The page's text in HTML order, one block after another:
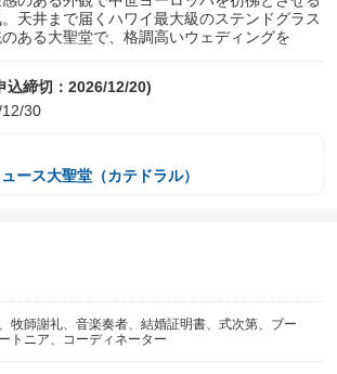
天井まで届くハワイ最大級のステンドグラス
ある大聖堂で、格調高いウェディングを
込締切：2026/12/20)
30
ース大聖堂（カテドラル）
牧師謝礼、音楽奏者、結婚証明書、式次第、ブー
トニア、コーディネーター